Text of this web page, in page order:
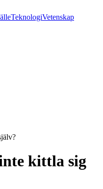
TeknologiVetenskap
kittla sig